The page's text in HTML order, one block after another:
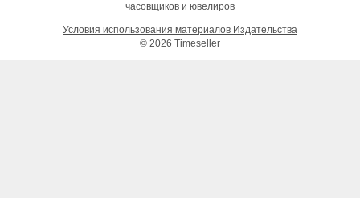
часовщиков и ювелиров
Условия использования материалов Издательства
© 2026 Timeseller